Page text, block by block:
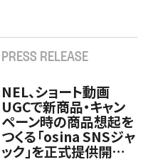
な購買体験へ
PRESS RELEASE
NEL、ショート動画
UGCで新商品・キャン
ペーン時の商品想起を
つくる「osina SNSジャ
ック」を正式提供開